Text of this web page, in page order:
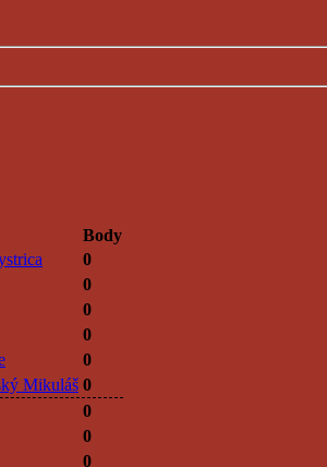
Body
0
0
0
0
0
Mikuláš 0
0
0
0